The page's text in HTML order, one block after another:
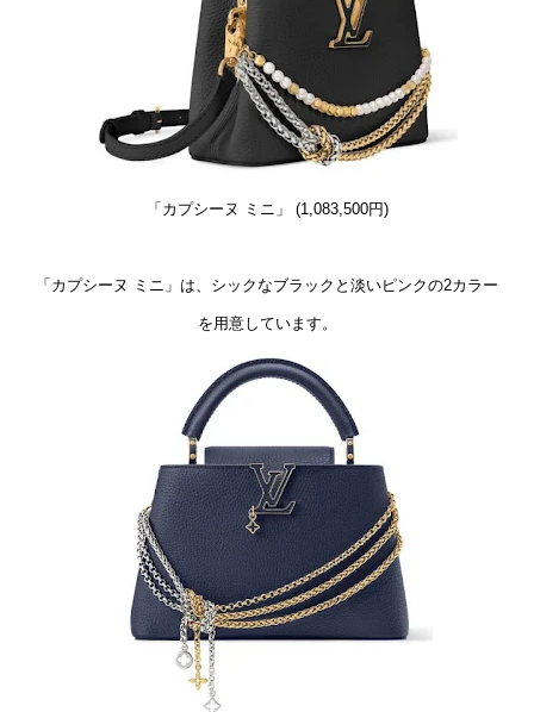
「カプシーヌ ミニ」 (1,083,500円)
「カプシーヌ ミニ」は、シックなブラックと淡いピンクの2カラー
を用意しています。